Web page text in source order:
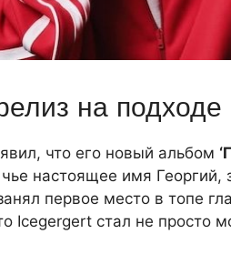
на подходе
что его новый альбом
чье настоящее имя
первое место в топе
Icegergert стал не